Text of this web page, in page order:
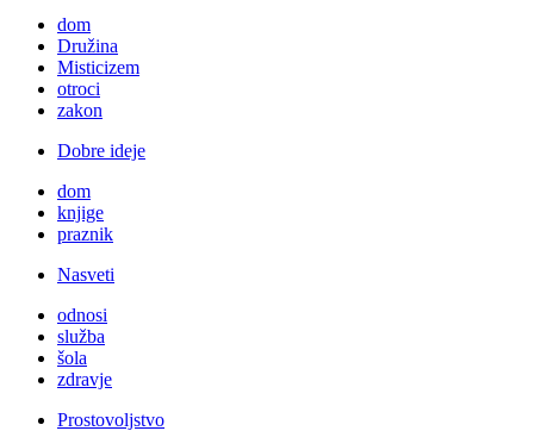
dom
Družina
Misticizem
otroci
zakon
Dobre ideje
dom
knjige
praznik
Nasveti
odnosi
služba
šola
zdravje
Prostovoljstvo